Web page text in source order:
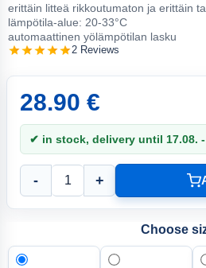
erittäin litteä rikkoutumaton ja erittäin
lämpötila-alue: 20-33°C
automaattinen yölämpötilan lasku
2 Reviews
28.90 €
✔ in stock, delivery until 17.08. -
- +
Choose